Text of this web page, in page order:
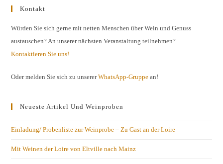
Kontakt
Würden Sie sich gerne mit netten Menschen über Wein und Genuss
austauschen? An unserer nächsten Veranstaltung teilnehmen?
Kontaktieren Sie uns!
Oder melden Sie sich zu unsererWhatsApp-Gruppe an!
Neueste Artikel Und Weinproben
Einladung/ Probenliste zur Weinprobe – Zu Gast an der Loire
Mit Weinen der Loire von Eltville nach Mainz